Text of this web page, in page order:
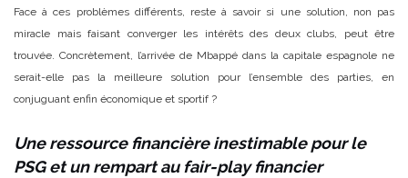
Face à ces problèmes différents, reste à savoir si une solution, non pas
miracle mais faisant converger les intérêts des deux clubs, peut être
trouvée. Concrètement, l’arrivée de Mbappé dans la capitale espagnole ne
serait-elle pas la meilleure solution pour l’ensemble des parties, en
conjuguant enfin économique et sportif ?
Une ressource financière inestimable pour le
PSG et un rempart au fair-play financier